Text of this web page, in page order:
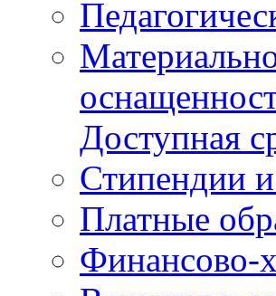
Доступная
Стипендии
Платные
Финансово-